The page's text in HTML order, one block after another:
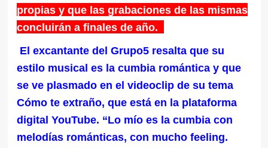
propias y que las grabaciones de las mismas
concluirán a finales de año.
El excantante del Grupo5 resalta que su
estilo musical es la cumbia romántica y que
se ve plasmado en el videoclip de su tema
Cómo te extraño, que está en la plataforma
digital YouTube. “Lo mío es la cumbia con
melodías románticas, con mucho feeling.